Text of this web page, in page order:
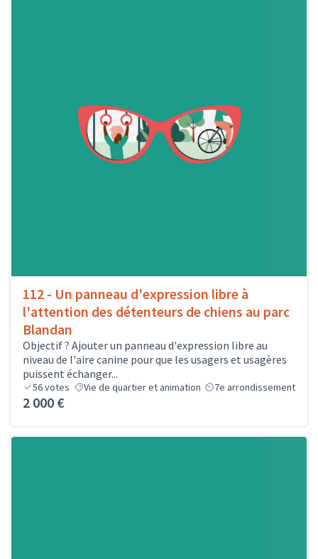
112 - Un panneau d'expression libre à
l'attention des détenteurs de chiens au parc
Blandan
Objectif ? Ajouter un panneau d'expression libre au
niveau de l'aire canine pour que les usagers et usagères
puissent échanger...
56votes Vie de quartier et animation 7e arrondissement
2 000 €